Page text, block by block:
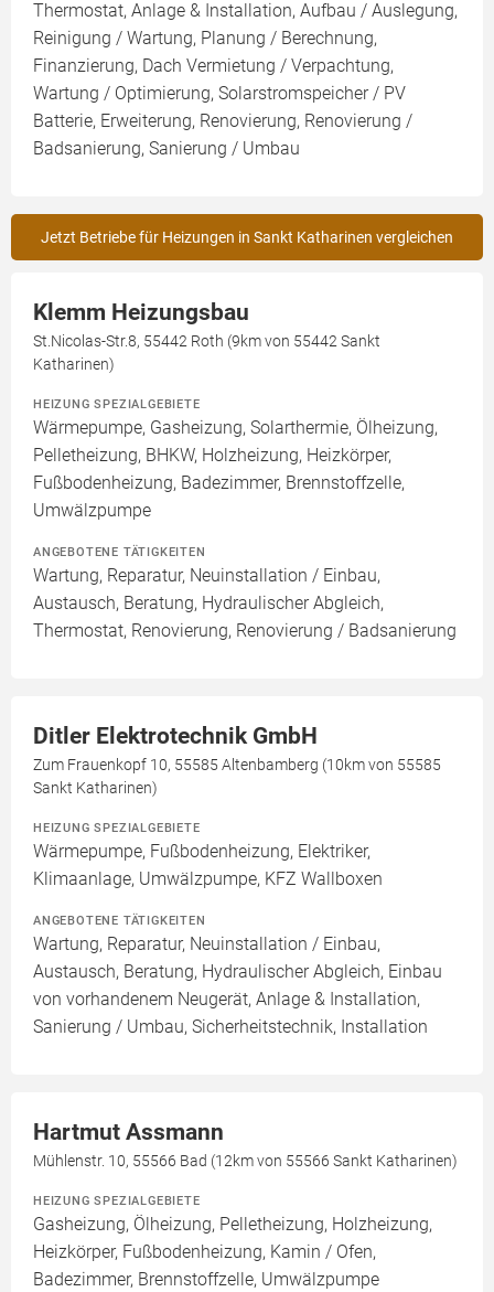
Thermostat, Anlage & Installation, Aufbau / Auslegung,
Reinigung / Wartung, Planung / Berechnung,
Finanzierung, Dach Vermietung / Verpachtung,
Wartung / Optimierung, Solarstromspeicher / PV
Batterie, Erweiterung, Renovierung, Renovierung /
Badsanierung, Sanierung / Umbau
Jetzt Betriebe für Heizungen in Sankt Katharinen vergleichen
Klemm Heizungsbau
St.Nicolas-Str.8, 55442 Roth (9km von 55442 Sankt
Katharinen)
HEIZUNG SPEZIALGEBIETE
Wärmepumpe, Gasheizung, Solarthermie, Ölheizung,
Pelletheizung, BHKW, Holzheizung, Heizkörper,
Fußbodenheizung, Badezimmer, Brennstoffzelle,
Umwälzpumpe
ANGEBOTENE TÄTIGKEITEN
Wartung, Reparatur, Neuinstallation / Einbau,
Austausch, Beratung, Hydraulischer Abgleich,
Thermostat, Renovierung, Renovierung / Badsanierung
Ditler Elektrotechnik GmbH
Zum Frauenkopf 10, 55585 Altenbamberg (10km von 55585
Sankt Katharinen)
HEIZUNG SPEZIALGEBIETE
Wärmepumpe, Fußbodenheizung, Elektriker,
Klimaanlage, Umwälzpumpe, KFZ Wallboxen
ANGEBOTENE TÄTIGKEITEN
Wartung, Reparatur, Neuinstallation / Einbau,
Austausch, Beratung, Hydraulischer Abgleich, Einbau
von vorhandenem Neugerät, Anlage & Installation,
Sanierung / Umbau, Sicherheitstechnik, Installation
Hartmut Assmann
Mühlenstr. 10, 55566 Bad (12km von 55566 Sankt Katharinen)
HEIZUNG SPEZIALGEBIETE
Gasheizung, Ölheizung, Pelletheizung, Holzheizung,
Heizkörper, Fußbodenheizung, Kamin / Ofen,
Badezimmer, Brennstoffzelle, Umwälzpumpe